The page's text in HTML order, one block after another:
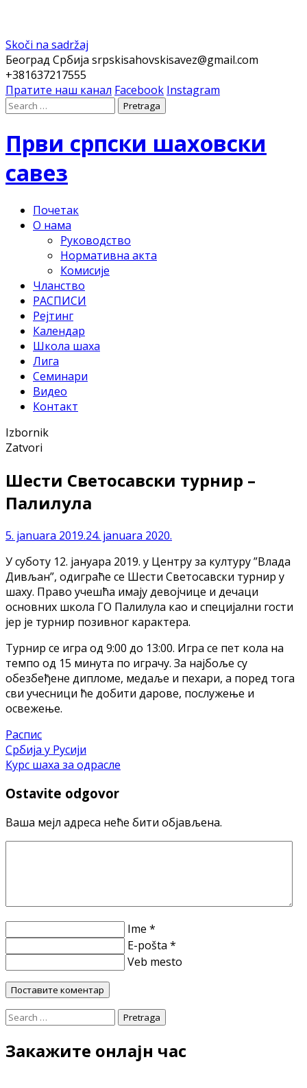
Skoči na sadržaj
Београд Србија srpskisahovskisavez@gmail.com
+381637217555
Пратите наш канал Facebook Instagram
Први српски шаховски
савез
Почетак
О нама
Руководство
Нормативна акта
Комисије
Чланство
РАСПИСИ
Рејтинг
Календар
Школа шаха
Лига
Семинари
Видео
Контакт
Izbornik
Zatvori
Шести Светосавски турнир –
Палилула
5. januara 2019.24. januara 2020.
У суботу 12. јануара 2019. у Центру за културу ”Влада
Дивљан”, одиграће се Шести Светосавски турнир у
шаху. Право учешћа имају девојчице и дечаци
основних школа ГО Палилула као и специјални гости
јер је турнир позивног карактера.
Турнир се игра од 9:00 до 13:00. Игра се пет кола на
темпо од 15 минута по играчу. За најбоље су
обезбеђене дипломе, медаље и пехари, а поред тога
сви учесници ће добити дарове, послужење и
освежење.
Распис
Србија у Русији
Курс шаха за одрасле
Ostavite odgovor
Ваша мејл адреса неће бити објављена.
Ime *
E-pošta *
Veb mesto
Закажите онлајн час